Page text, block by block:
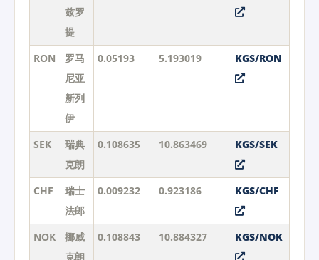
兹罗
提
RON
罗马
尼亚
新列
伊
0.05193 5.193019 KGS/RON
SEK
瑞典
克朗
0.108635 10.863469 KGS/SEK
CHF
瑞士
法郎
0.009232 0.923186 KGS/CHF
NOK
挪威
克朗
0.108843 10.884327 KGS/NOK